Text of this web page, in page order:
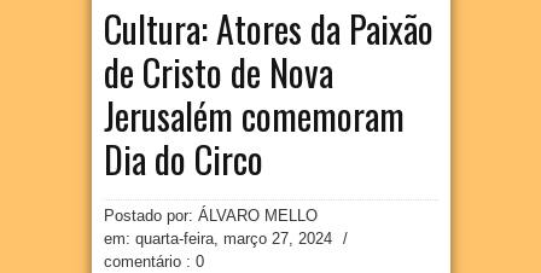
Cultura: Atores da Paixão
de Cristo de Nova
Jerusalém comemoram
Dia do Circo
Postado por: ÁLVARO MELLO
em: quarta-feira, março 27, 2024
/
comentário : 0